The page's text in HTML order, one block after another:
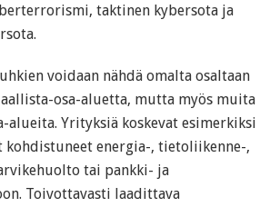
taktinen kybersota ja
voidaan nähdä omalta osaltaan
osa-aluetta, mutta myös muita
alueita. Yrityksiä koskevat esimerkiksi
kohdistuneet energia-, tietoliikenne-,
tai pankki- ja
Toivottavasti laadittava